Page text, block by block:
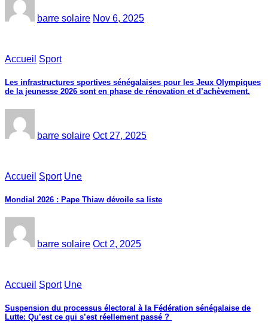
barre solaire Nov 6, 2025
Accueil Sport
Les infrastructures sportives sénégalaises pour les Jeux Olympiques
de la jeunesse 2026 sont en phase de rénovation et d’achèvement.
barre solaire Oct 27, 2025
Accueil Sport Une
Mondial 2026 : Pape Thiaw dévoile sa liste
barre solaire Oct 2, 2025
Accueil Sport Une
‎Suspension du processus électoral à la Fédération sénégalaise de
Lutte: Qu’est ce qui s’est réellement passé ? ‎‎